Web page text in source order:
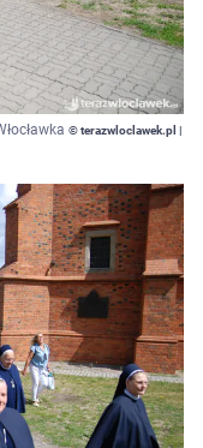
© terazwloclawek.pl |